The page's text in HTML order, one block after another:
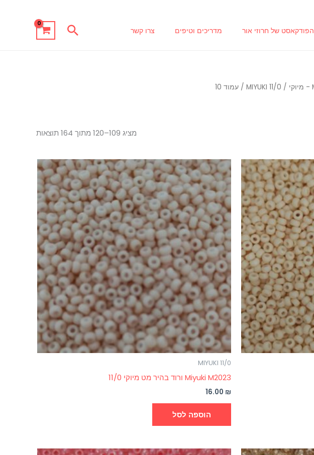
הפודקאסט של חרוזי אור מדריכים וטיפים צרו קשר חיפוש
/
MIYUKI 11/0 / עמוד 10
מציג 109–120 מתוך 164 תוצאות
MIYUKI 11/0
Miyuki M2023 ורוד בהיר מט מיוקי 11/0
16.00 ₪
הוספה לסל